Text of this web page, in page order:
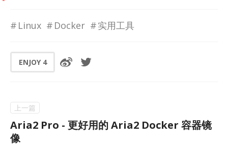
Linux Docker 实用工具
ENJOY 4
Aria2 Pro - 更好用的 Aria2 Docker 容器镜
像